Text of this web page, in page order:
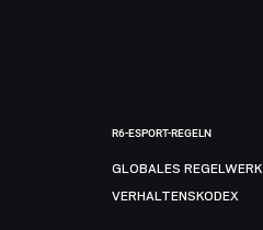
R6-ESPORT-REGELN
GLOBALES REGELWERK
VERHALTENSKODEX